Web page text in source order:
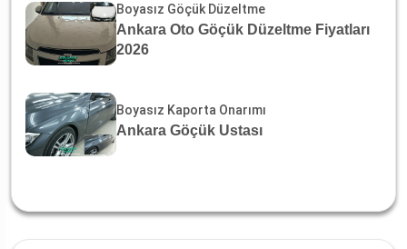
Boyasız Göçük Düzeltme
Ankara Oto Göçük Düzeltme Fiyatları
2026
Boyasız Kaporta Onarımı
Ankara Göçük Ustası